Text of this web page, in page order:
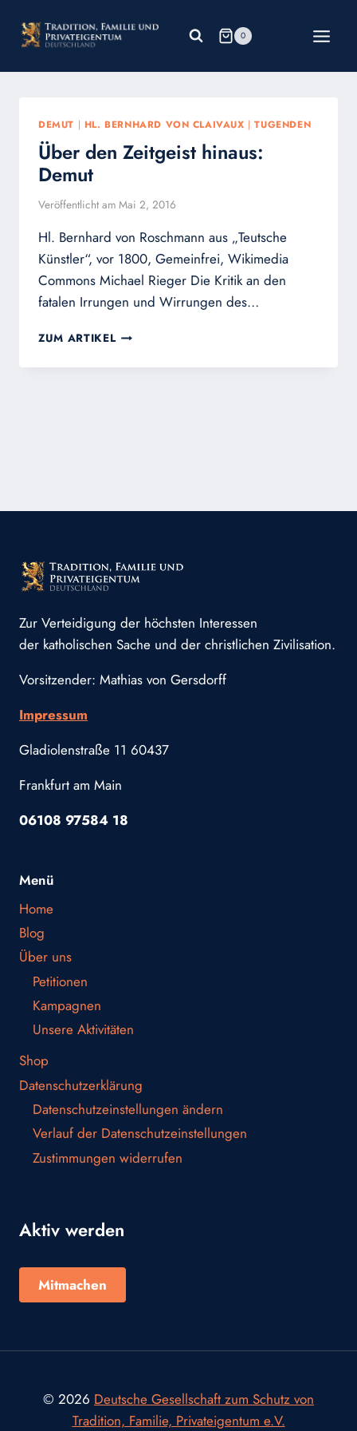
Inhalt
springen
0
DEMUT | HL. BERNHARD VON CLAIVAUX |TUGENDEN
Über den Zeitgeist hinaus:
Demut
Veröffentlicht am Mai 2, 2016
Hl. Bernhard von Roschmann aus „Teutsche
Künstler“, vor 1800, Gemeinfrei, Wikimedia
Commons Michael Rieger Die Kritik an den
fatalen Irrungen und Wirrungen des…
ZUM ARTIKEL ÜBER
ZEITGEIST
Zur Verteidigung der höchsten Interessen
der katholischen Sache und der christlichen Zivilisation.
Vorsitzender: Mathias von Gersdorff
Impressum
Gladiolenstraße 11 60437
Frankfurt am Main
06108 97584 18
Menü
Home
Blog
Über uns
Petitionen
Kampagnen
Unsere Aktivitäten
Shop
Datenschutzerklärung
Datenschutzeinstellungen ändern
Verlauf der Datenschutzeinstellungen
Zustimmungen widerrufen
Aktiv werden
Mitmachen
© 2026 Deutsche Gesellschaft zum Schutz von
Tradition, Familie, Privateigentum e.V.